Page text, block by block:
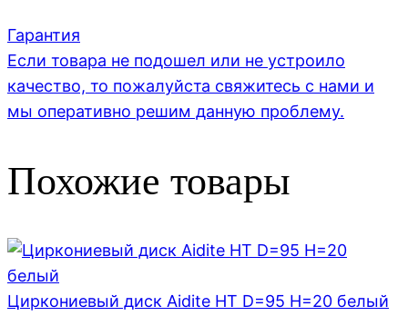
Гарантия
Если товара не подошел или не устроило
качество, то пожалуйста свяжитесь с нами и
мы оперативно решим данную проблему.
Похожие товары
Циркониевый диск Aidite HT D=95 H=20 белый